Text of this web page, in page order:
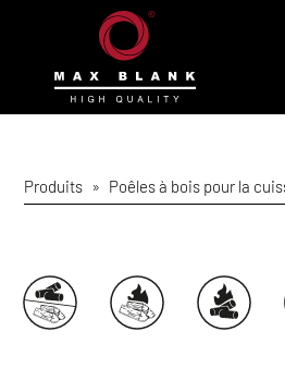
Produits » Poêles à bois pour la